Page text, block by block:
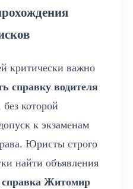
критически важно
справку водителя
которой
к экзаменам
Юристы строго
найти объявления
справка Житомир